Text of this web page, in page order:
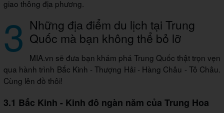
giao thông địa phương.
3 Những địa điểm du lịch tại Trung
Quốc mà bạn không thể bỏ lỡ
MIA.vn sẽ đưa bạn khám phá Trung Quốc thật trọn vẹn
qua hành trình Bắc Kinh - Thượng Hải - Hàng Châu - Tô Châu.
Cùng lên đồ thôi!
3.1 Bắc Kinh - Kinh đô ngàn năm của Trung Hoa